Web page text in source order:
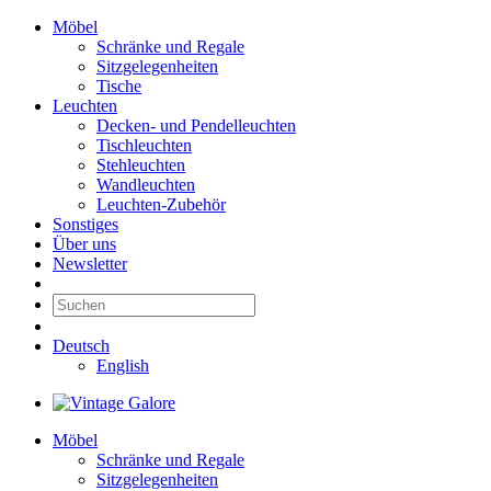
Möbel
Schränke und Regale
Sitzgelegenheiten
Tische
Leuchten
Decken- und Pendelleuchten
Tischleuchten
Stehleuchten
Wandleuchten
Leuchten-Zubehör
Sonstiges
Über uns
Newsletter
Deutsch
English
Möbel
Schränke und Regale
Sitzgelegenheiten